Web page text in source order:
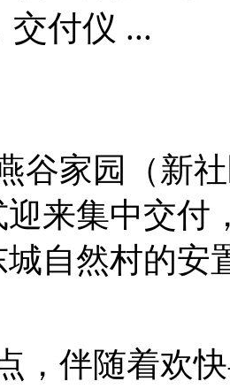
交付仪 ...
谷家园（新
来集中交付
自然村的安
，伴随着欢